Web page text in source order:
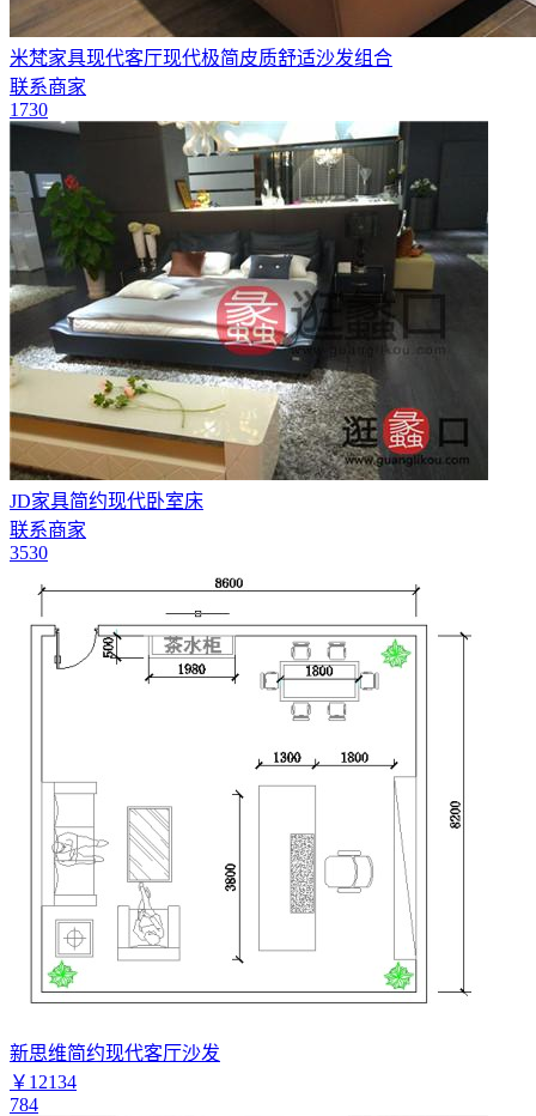
米梵家具现代客厅现代极简皮质舒适沙发组合
联系商家
1730
JD家具简约现代卧室床
联系商家
3530
新思维简约现代客厅沙发
￥12134
784